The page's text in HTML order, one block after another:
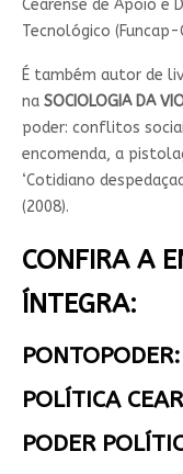
Cearense de Apoio e
Tecnológico (Funcap-
É também autor de
na SOCIOLOGIA DA
poder: conflitos
encomenda, a
‘Cotidiano
(2008).
CONFIRA A
ÍNTEGRA:
POLÍTICA
PODER